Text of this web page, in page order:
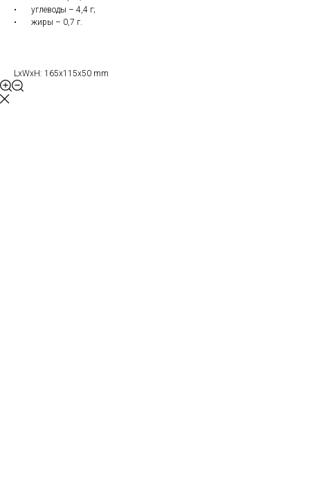
• углеводы – 4,4 г;
• жиры – 0,7 г.
LxWxH: 165x115x50 mm